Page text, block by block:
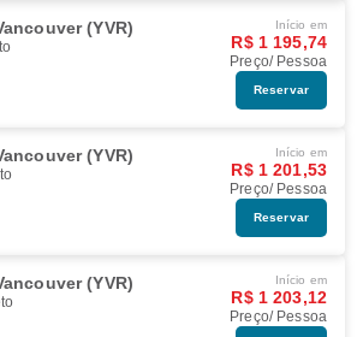
(YVR) Início em
R$ 1 195,74
Preço/ Pessoa
Reservar
(YVR) Início em
R$ 1 201,53
Preço/ Pessoa
Reservar
(YVR) Início em
R$ 1 203,12
Preço/ Pessoa